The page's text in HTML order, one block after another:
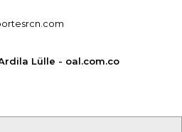
Lülle - oal.com.co